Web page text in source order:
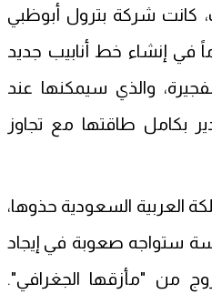
كانت شركة بترول أبوظبي
في إنشاء خط أنابيب جديد
والذي سيمكنها عند
بكامل طاقتها مع تجاوز
العربية السعودية حذوها،
ستواجه صعوبة في إيجاد
من "مأزقها الجغرافي".